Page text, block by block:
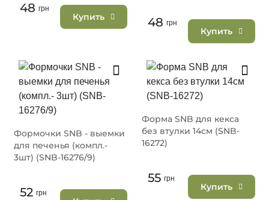
48 грн
Купить 48 грн
Купить
Формочки SNB - выемки
для печенья (компл.-
3шт) (SNB-16276/9)
52 грн
Форма SNB для кекса
без втулки 14см (SNB-
16272)
55 грн
Купить